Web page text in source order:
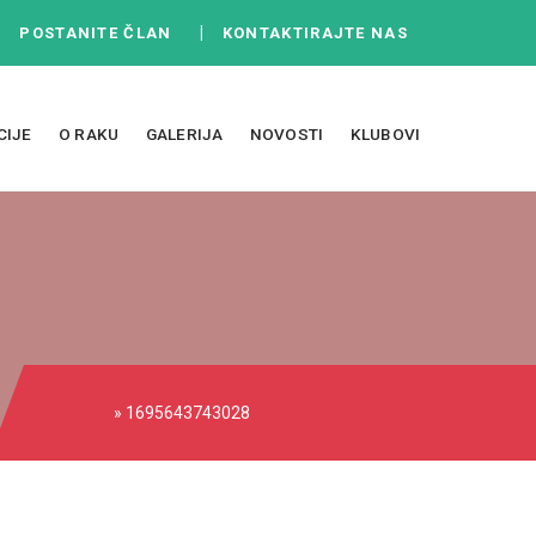
POSTANITE ČLAN KONTAKTIRAJTE NAS
O RAKU GALERIJA NOVOSTI KLUBOVI
» 1695643743028